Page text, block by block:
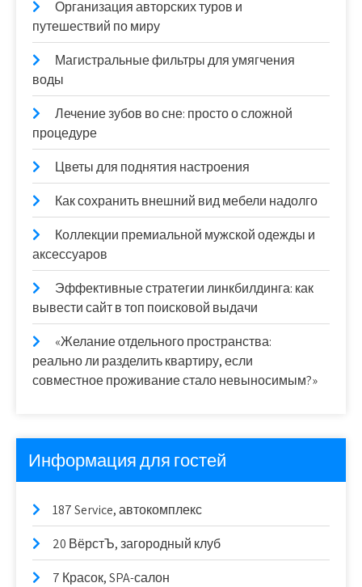
Организация авторских туров и
путешествий по миру
Магистральные фильтры для умягчения
воды
Лечение зубов во сне: просто о сложной
процедуре
Цветы для поднятия настроения
Как сохранить внешний вид мебели надолго
Коллекции премиальной мужской одежды и
аксессуаров
Эффективные стратегии линкбилдинга: как
вывести сайт в топ поисковой выдачи
«Желание отдельного пространства:
реально ли разделить квартиру, если
совместное проживание стало невыносимым?»
Информация для гостей
187 Service, автокомплекс
20 ВёрстЪ, загородный клуб
7 Красок, SPA-салон